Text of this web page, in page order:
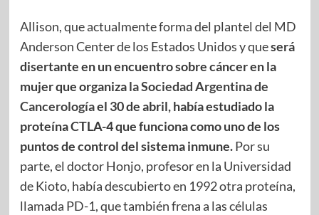
Allison, que actualmente forma del plantel del MD
Anderson Center de los Estados Unidos y queserá
disertante en un encuentro sobre cáncer en la
mujer que organizala Sociedad Argentina de
Cancerologíael 30 de abril, había estudiado la
proteína CTLA-4 que funciona como uno de los
puntos de control del sistema inmune.Por su
parte, el doctor Honjo, profesor en la Universidad
de Kioto, había descubierto en 1992 otra proteína,
llamada PD-1, que también frena a las células